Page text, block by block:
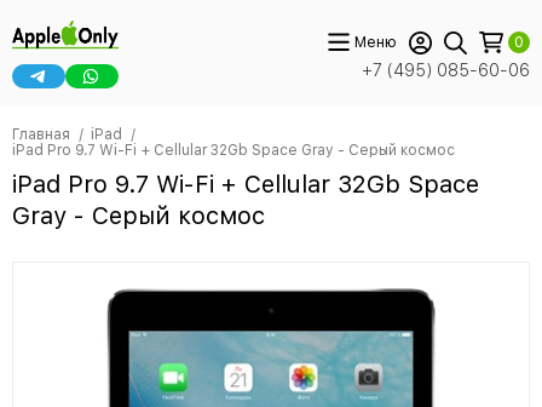
+7 (495) 085-60-06
Меню 0
Главная
iPad
iPad Pro 9.7 Wi-Fi + Cellular 32Gb Space Gray - Серый космос
iPad Pro 9.7 Wi-Fi + Cellular 32Gb Space
Gray - Серый космос